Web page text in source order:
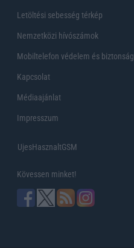
Letöltési sebesség térkép
Nemzetközi hívószámok
Mobiltelefon védelem és biztonság
Kapcsolat
Médiaajánlat
Impresszum
UjesHasznaltGSM
Kövessen minket!